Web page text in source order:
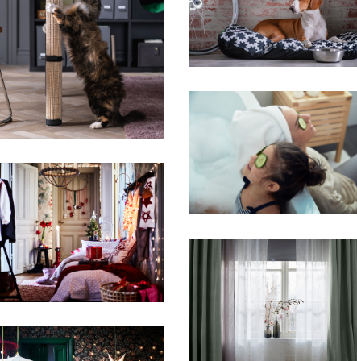
IKEA
IKEA
IKEA
IKEA